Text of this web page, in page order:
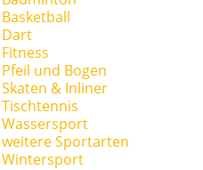
Basketball
Dart
Fitness
Pfeil und Bogen
Skaten & Inliner
Tischtennis
Wassersport
weitere Sportarten
Wintersport